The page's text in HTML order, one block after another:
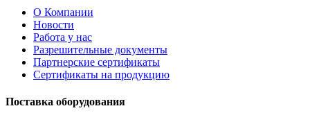
О Компании
Новости
Работа у нас
Разрешительные документы
Партнерские сертификаты
Сертификаты на продукцию
Поставка оборудования